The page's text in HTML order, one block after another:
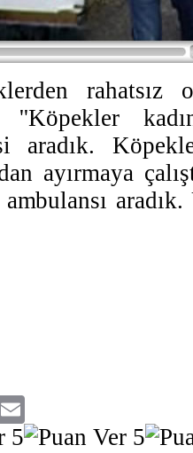
rahatsız
''Köpekler
aradık.
ayırmaya
Link